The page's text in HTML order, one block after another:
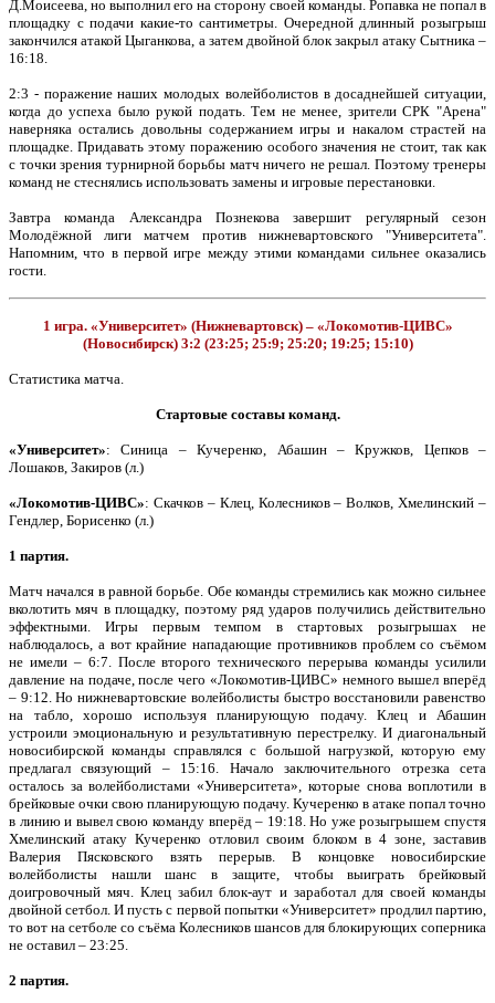
Д.Моисеева, но выполнил его на сторону своей команды. Ропавка не попал в
площадку с подачи какие-то сантиметры. Очередной длинный розыгрыш
закончился атакой Цыганкова, а затем двойной блок закрыл атаку Сытника –
16:18.
2:3 - поражение наших молодых волейболистов в досаднейшей ситуации,
когда до успеха было рукой подать. Тем не менее, зрители СРК "Арена"
наверняка остались довольны содержанием игры и накалом страстей на
площадке. Придавать этому поражению особого значения не стоит, так как
с точки зрения турнирной борьбы матч ничего не решал. Поэтому тренеры
команд не стеснялись использовать замены и игровые перестановки.
Завтра команда Александра Познекова завершит регулярный сезон
Молодёжной лиги матчем против нижневартовского "Университета".
Напомним, что в первой игре между этими командами сильнее оказались
гости.
1 игра. «Университет» (Нижневартовск) – «Локомотив-ЦИВС»
(Новосибирск) 3:2 (23:25; 25:9; 25:20; 19:25; 15:10)
Статистика матча.
Стартовые составы команд.
«Университет»: Синица – Кучеренко, Абашин – Кружков, Цепков –
Лошаков, Закиров (л.)
«Локомотив-ЦИВС»: Скачков – Клец, Колесников – Волков, Хмелинский –
Гендлер, Борисенко (л.)
1 партия.
Матч начался в равной борьбе. Обе команды стремились как можно сильнее
вколотить мяч в площадку, поэтому ряд ударов получились действительно
эффектными. Игры первым темпом в стартовых розыгрышах не
наблюдалось, а вот крайние нападающие противников проблем со съёмом
не имели – 6:7. После второго технического перерыва команды усилили
давление на подаче, после чего «Локомотив-ЦИВС» немного вышел вперёд
– 9:12. Но нижневартовские волейболисты быстро восстановили равенство
на табло, хорошо используя планирующую подачу. Клец и Абашин
устроили эмоциональную и результативную перестрелку. И диагональный
новосибирской команды справлялся с большой нагрузкой, которую ему
предлагал связующий – 15:16. Начало заключительного отрезка сета
осталось за волейболистами «Университета», которые снова воплотили в
брейковые очки свою планирующую подачу. Кучеренко в атаке попал точно
в линию и вывел свою команду вперёд – 19:18. Но уже розыгрышем спустя
Хмелинский атаку Кучеренко отловил своим блоком в 4 зоне, заставив
Валерия Пясковского взять перерыв. В концовке новосибирские
волейболисты нашли шанс в защите, чтобы выиграть брейковый
доигровочный мяч. Клец забил блок-аут и заработал для своей команды
двойной сетбол. И пусть с первой попытки «Университет» продлил партию,
то вот на сетболе со съёма Колесников шансов для блокирующих соперника
не оставил – 23:25.
2 партия.